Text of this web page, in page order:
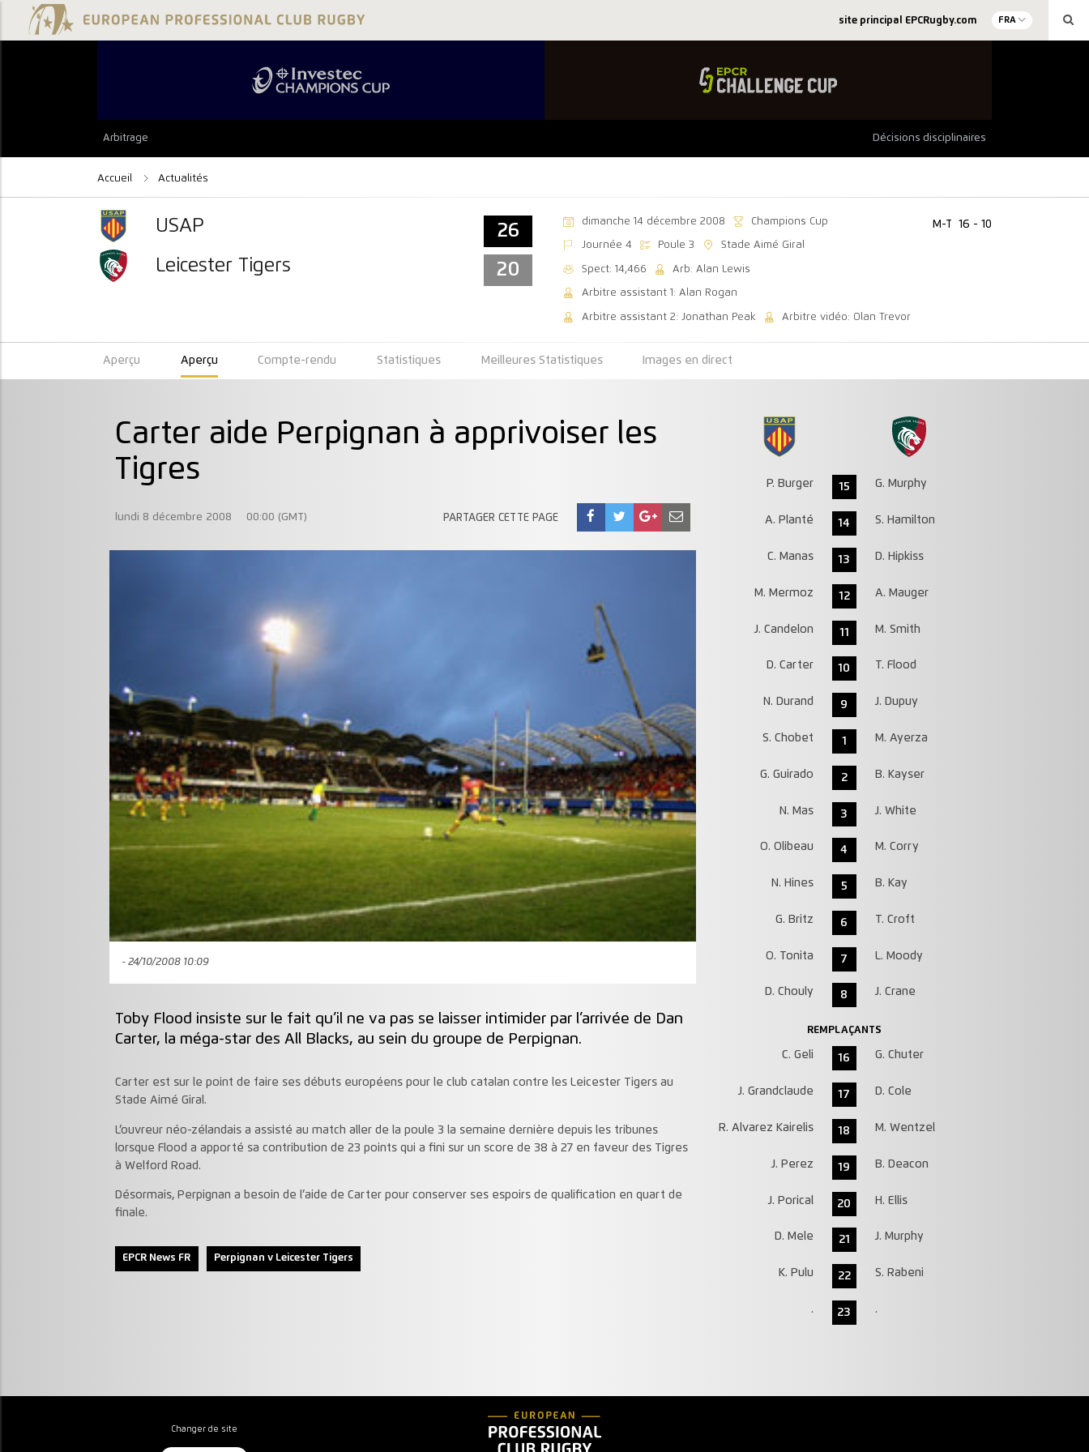
site principal EPCRugby.com FRA
Arbitrage Décisions disciplinaires
Accueil Actualités
USAP
Leicester Tigers
26
20
dimanche 14 décembre 2008 Champions Cup
Journée 4 Poule 3 Stade Aimé Giral
Spect: 14,466 Arb: Alan Lewis
Arbitre assistant 1: Alan Rogan
Arbitre assistant 2: Jonathan Peak Arbitre vidéo: Olan Trevor
M-T 16 - 10
Aperçu Aperçu Compte-rendu Statistiques Meilleures Statistiques Images en direct
Carter aide Perpignan à apprivoiser les
Tigres
lundi 8 décembre 2008 00:00 (GMT) PARTAGER CETTE PAGE
- 24/10/2008 10:09
Toby Flood insiste sur le fait qu’il ne va pas se laisser intimider par l’arrivée de Dan
Carter, la méga-star des All Blacks, au sein du groupe de Perpignan.
Carter est sur le point de faire ses débuts européens pour le club catalan contre les Leicester Tigers au
Stade Aimé Giral.
L’ouvreur néo-zélandais a assisté au match aller de la poule 3 la semaine dernière depuis les tribunes
lorsque Flood a apporté sa contribution de 23 points qui a fini sur un score de 38 à 27 en faveur des Tigres
à Welford Road.
Désormais, Perpignan a besoin de l’aide de Carter pour conserver ses espoirs de qualification en quart de
finale.
EPCR News FR Perpignan v Leicester Tigers
P. Burger 15 G. Murphy
A. Planté 14 S. Hamilton
C. Manas 13 D. Hipkiss
M. Mermoz 12 A. Mauger
J. Candelon 11 M. Smith
D. Carter 10 T. Flood
N. Durand 9 J. Dupuy
S. Chobet 1 M. Ayerza
G. Guirado 2 B. Kayser
N. Mas 3 J. White
O. Olibeau 4 M. Corry
N. Hines 5 B. Kay
G. Britz 6 T. Croft
O. Tonita 7 L. Moody
D. Chouly 8 J. Crane
REMPLAÇANTS
C. Geli 16 G. Chuter
J. Grandclaude 17 D. Cole
R. Alvarez Kairelis 18 M. Wentzel
J. Perez 19 B. Deacon
J. Porical 20 H. Ellis
D. Mele 21 J. Murphy
K. Pulu 22 S. Rabeni
. 23 .
Changer de site